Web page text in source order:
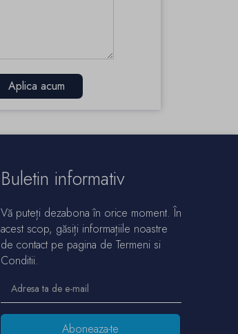
Aplica acum
Buletin informativ
Vă puteți dezabona în orice moment. În
acest scop, găsiți informațiile noastre
de contact pe pagina de Termeni si
Conditii.
Aboneaza-te